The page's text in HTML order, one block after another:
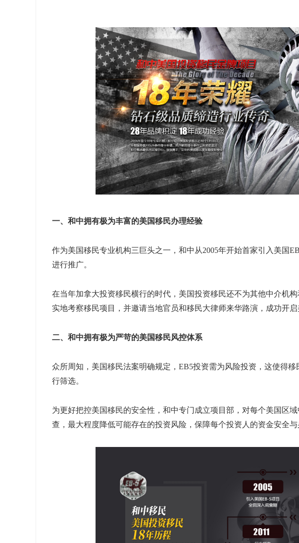
一、和中拥有极为丰富的美国移民办理经验
作为美国移民专业机构三巨头之一，和中从2005年开始首家引入美国
进行推广。
在当年加拿大投资移民横行的时代，美国投资移民还不为其他中介机
实地考察移民项目，并邀请当地官员和移民大律师来华路演，成功开启
二、和中拥有极为严苛的美国移民风控体系
众所周知，美国移民法案明确规定，EB5投资需为风险投资，这使得
行筛选。
为更好把控美国移民的安全性，和中专门成立项目部，对每个美国区
查，最大程度降低可能存在的投资风险，保障每个投资人的资金安全与